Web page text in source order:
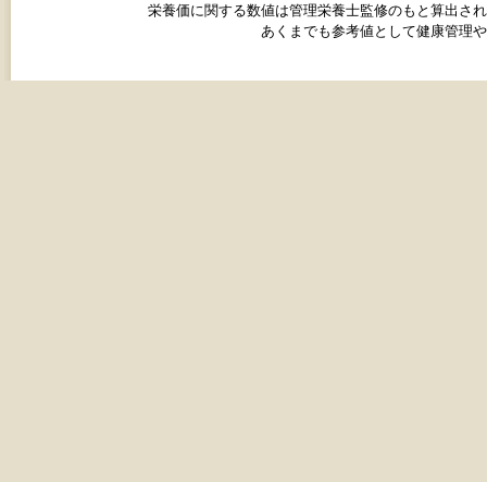
栄養価に関する数値は管理栄養士監修のもと算出さ
あくまでも参考値として健康管理